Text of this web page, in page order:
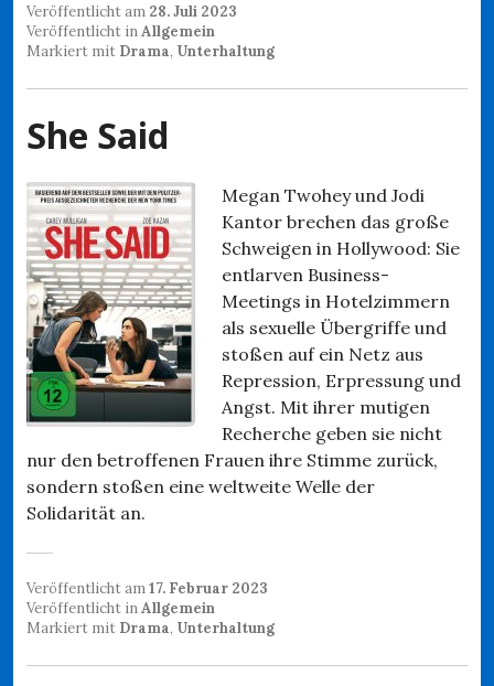
Veröffentlicht am 28. Juli 2023
Veröffentlicht inAllgemein
Markiert mit Drama, Unterhaltung
She Said
Megan Twohey und Jodi
Kantor brechen das große
Schweigen in Hollywood: Sie
entlarven Business-
Meetings in Hotelzimmern
als sexuelle Übergriffe und
stoßen auf ein Netz aus
Repression, Erpressung und
Angst. Mit ihrer mutigen
Recherche geben sie nicht
nur den betroffenen Frauen ihre Stimme zurück,
sondern stoßen eine weltweite Welle der
Solidarität an.
Veröffentlicht am17. Februar 2023
Veröffentlicht inAllgemein
Markiert mit Drama, Unterhaltung